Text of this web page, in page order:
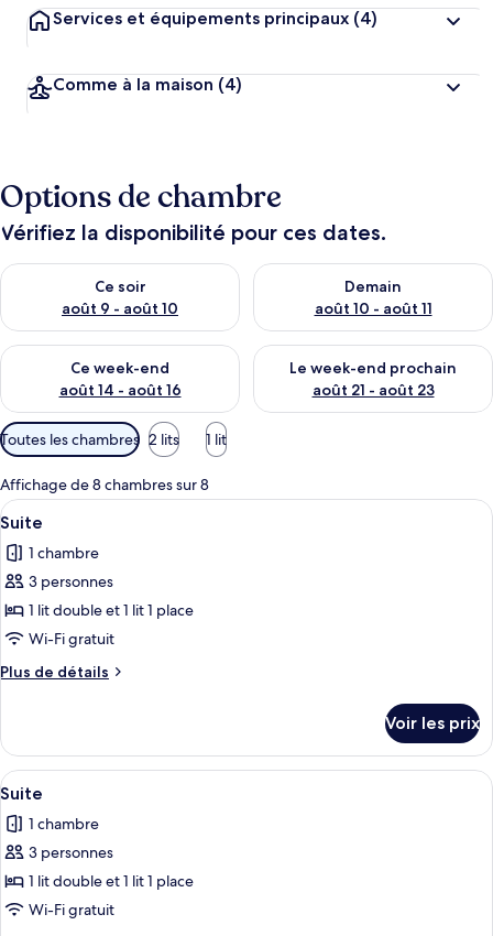
Services et équipements principaux (4)
Comme à la maison (4)
Options de chambre
Vérifiez la disponibilité pour ces dates.
Ce soir
août 9 - août 10
Vérifier la disponibilité pour ce soir août 9 - août 10
Demain
août 10 - août 11
Vérifier la disponibilité pour
Ce week-end
août 14 - août 16
Vérifier la disponibilité pour ce week-end août 14 - août 16
Le week-end prochain
août 21 - août 23
Vérifier la disponibilité pour
Filtres
disponibles
pour
les
chambres
Toutes les chambres 2 lits 1 lit
Affichage de 8 chambres sur 8
Afficher
toutes
les
photos
pour
ce
type
de
Suite
Une chambre d’hôtel avec un lit,
8
Suite
1 chambre
3 personnes
1 lit double et 1 lit 1 place
Wi-Fi gratuit
Plus de détails
Plus
le
type
de
Suite
Voir les prix
Afficher
toutes
les
photos
pour
ce
Une chambre à coucher
9
Suite
1 chambre
3 personnes
1 lit double et 1 lit 1 place
Wi-Fi gratuit